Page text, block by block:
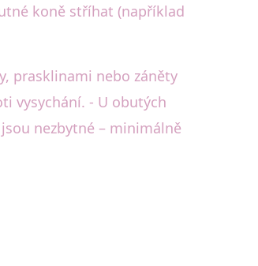
koně stříhat (například
prasklinami nebo záněty
vysychání. - U obutých
nezbytné – minimálně